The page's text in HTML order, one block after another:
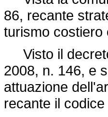
86, recante
turismo costiero
Visto il
2008, n. 146, e
attuazione
recante il